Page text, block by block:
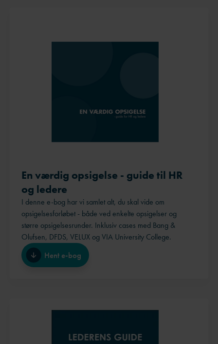
En værdig opsigelse - guide til HR
og ledere
I denne e-bog har vi samlet alt, du skal vide om
opsigelsesforløbet - både ved enkelte opsigelser og
større opsigelsesrunder. Inklusiv cases med Bang &
Olufsen, DFDS, VELUX og VIA University College.
Hent e-bog